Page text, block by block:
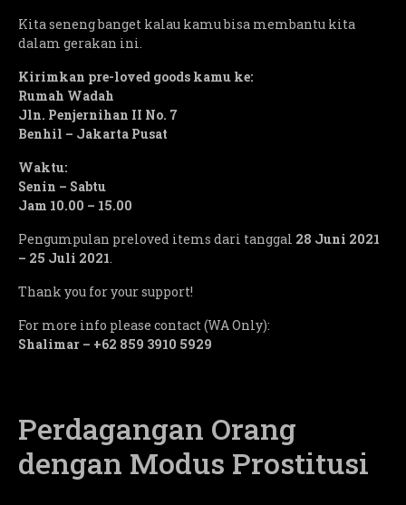
Kita seneng banget kalau kamu bisa membantu kita
dalam gerakan ini.
Kirimkan pre-loved goods kamu ke:
Rumah Wadah
Jln. Penjernihan II No. 7
Benhil – Jakarta Pusat
Waktu:
Senin – Sabtu
Jam 10.00 – 15.00
Pengumpulan preloved items dari tanggal 28 Juni 2021
– 25 Juli 2021
Thank you for your support!
For more info please contact (WA Only):
Shalimar – +62 859 3910 5929
Perdagangan Orang
dengan Modus Prostitusi